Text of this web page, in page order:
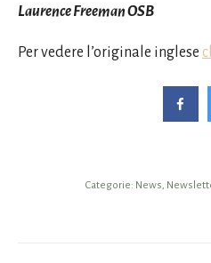
Laurence Freeman OSB
Per vedere l’originale inglese
Categorie: News,